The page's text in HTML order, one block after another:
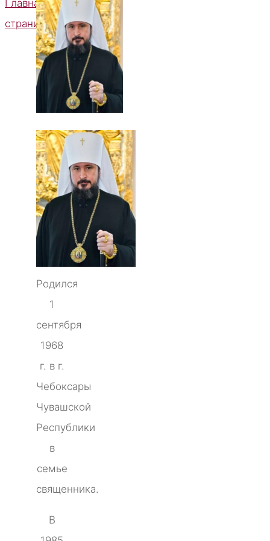
Главная
страница
Высокопреосвященнейший
Савватий,
митрополит
Чебоксарский
Чувашский,
Чувашской
митрополии
Родился
1
сентября
1968
г. в г.
Чебоксары
Чувашской
Республики
в
семье
священника.
В